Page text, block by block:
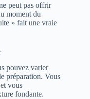
peut pas offrir
moment du
» fait une vraie
pouvez varier
préparation. Vous
vous
fondante.